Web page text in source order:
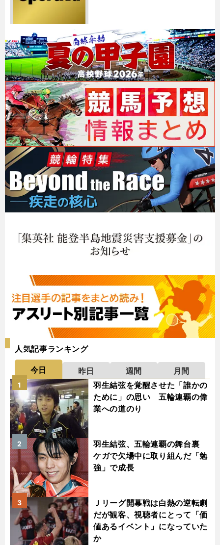
人気記事ランキング
今日 昨日 週間
月間
羽生結弦を覚醒させた「誰かの
ために」の思い 五輪連覇の偉
業への道のり
1
羽生結弦、五輪連覇の舞台裏
ケガで欠場中に取り組んだ「勉
強」で成長
2
Ｊリーグ開幕戦は白熱の逆転劇
だが観客、視聴者にとって「価
値あるイベント」になっていた
か
3